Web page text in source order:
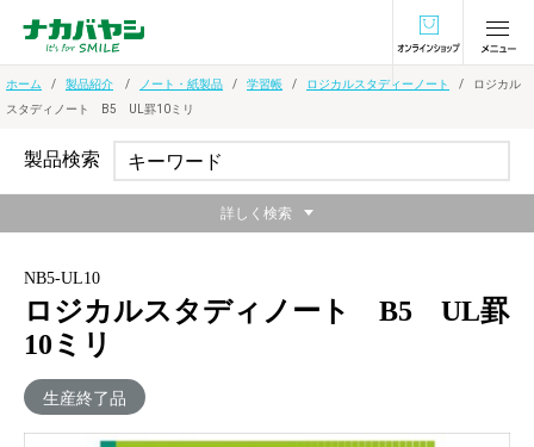
オンラインショ
ホーム 製品紹介 ノート・紙製品 学習帳 ロジカルスタディーノート
ロジカル
スタディノート B5 UL罫10ミリ
NB5-UL10
ロジカルスタディノート B5 UL罫
10ミリ
生産終了品
製品検索
詳しく検索